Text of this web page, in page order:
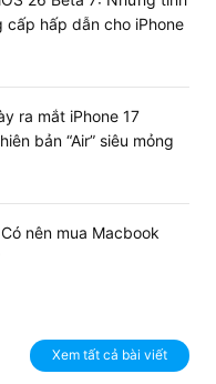
cấp hấp dẫn cho iPhone
ra mắt iPhone 17
bản “Air” siêu mỏng
nên mua Macbook
Xem tất cả bài viết